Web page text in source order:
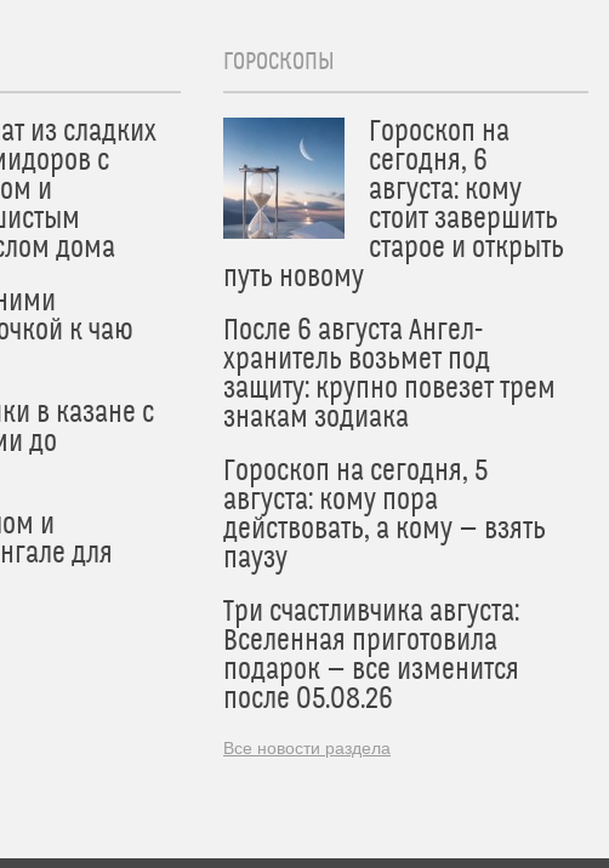
из сладких
с
и
дома
к чаю
в казане с
до
и
для
ГОРОСКОПЫ
Гороскоп на
сегодня, 6
августа: кому
стоит завершить
старое и открыть
путь новому
После 6 августа Ангел-
хранитель возьмет под
защиту: крупно повезет трем
знакам зодиака
Гороскоп на сегодня, 5
августа: кому пора
действовать, а кому — взять
паузу
Три счастливчика августа:
Вселенная приготовила
подарок — все изменится
после 05.08.26
Все новости раздела